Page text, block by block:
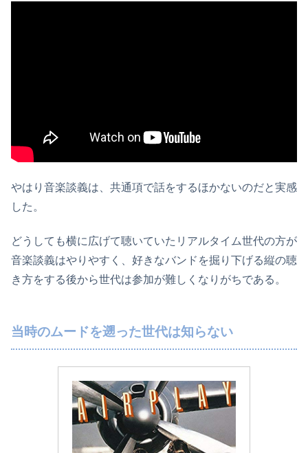
やはり音楽談義は、共通項で話をするほかないのだと実感
した。
どうしても横に広げて聴いていたリアルタイム世代の方が
音楽談義はやりやすく、好きなバンドを掘り下げる縦の聴
き方をする後から世代は参加が難しくなりがちである。
当時のムードを遡った世代は知らない